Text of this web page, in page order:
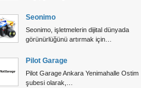
Seonimo
Seonimo, işletmelerin dijital dünyada
görünürlüğünü artırmak için…
Pilot Garage
Pilot Garage Ankara Yenimahalle Ostim
şubesi olarak,…